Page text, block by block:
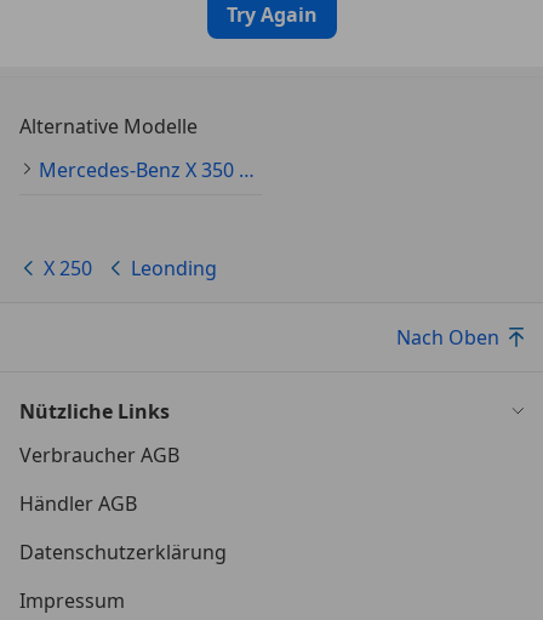
Try Again
Alternative Modelle
Mercedes-Benz X 350 Gebraucht
X 250 Leonding
Nach Oben
Nützliche Links
Verbraucher AGB
Händler AGB
Datenschutzerklärung
Impressum